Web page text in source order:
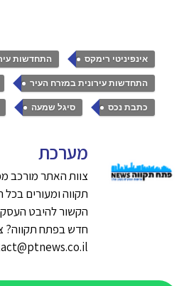
אינפיניטי רימקס , התחדשות
התחדשות עירונית במזרח העיר ,
כתבת נכס , סיגל שמעה ,
מערכת
צוות האתר מורכב
תקווה ומעורים
הקשור להיבט
חדש בפתח תקווה?